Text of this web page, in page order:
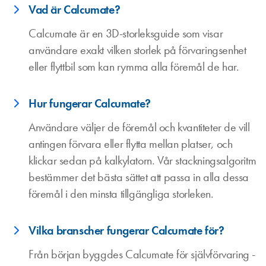
Vad är Calcumate?
Calcumate är en 3D-storleksguide som visar
användare exakt vilken storlek på förvaringsenhet
eller flyttbil som kan rymma alla föremål de har.
Hur fungerar Calcumate?
Användare väljer de föremål och kvantiteter de vill
antingen förvara eller flytta mellan platser, och
klickar sedan på kalkylatorn. Vår stackningsalgoritm
bestämmer det bästa sättet att passa in alla dessa
föremål i den minsta tillgängliga storleken.
Vilka branscher fungerar Calcumate för?
Från början byggdes Calcumate för självförvaring -